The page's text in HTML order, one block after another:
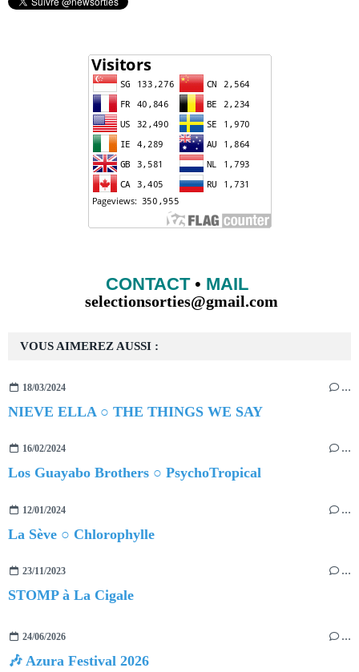
VOUS AIMEREZ AUSSI :
18/03/2024 …
NIEVE ELLA ○ THE THINGS WE SAY
16/02/2024 …
Los Guayabo Brothers ○ PsychoTropical
12/01/2024 …
La Sève ○ Chlorophylle
23/11/2023 …
STOMP à La Cigale
24/06/2026 …
🎶 Azura Festival 2026
CONTACT• MAIL
selectionsorties@gmail.com